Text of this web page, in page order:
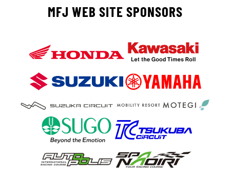
MFJ WEB SITE SPONSORS